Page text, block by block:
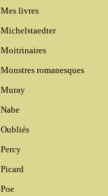
Mes livres
Michelstaedter
Moitrinaires
Monstres romanesques
Muray
Nabe
Oubliés
Percy
Picard
Poe